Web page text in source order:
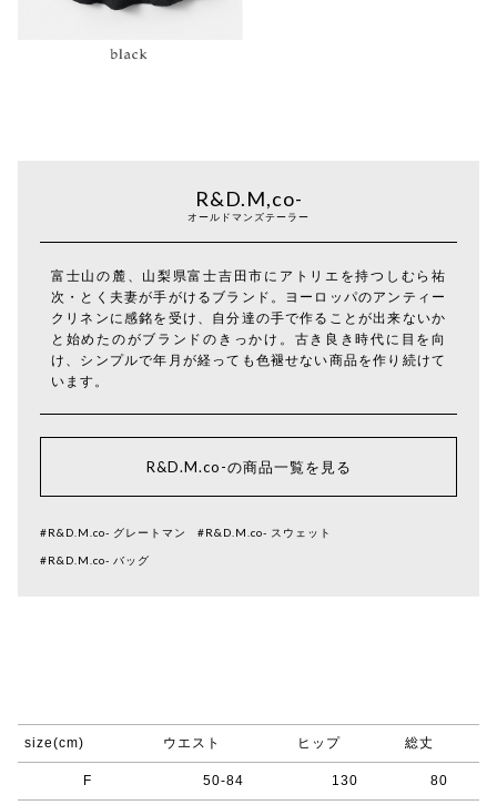
R&D.M,co-
オールドマンズテーラー
富士山の麓、山梨県富士吉田市にアトリエを持つしむら祐
次・とく夫妻が手がけるブランド。ヨーロッパのアンティー
クリネンに感銘を受け、自分達の手で作ることが出来ないか
と始めたのがブランドのきっかけ。古き良き時代に目を向
け、シンプルで年月が経っても色褪せない商品を作り続けて
います。
R&D.M.co-の商品一覧を見る
#R&D.M.co- グレートマン #R&D.M.co- スウェット
#R&D.M.co- バッグ
size(cm) ウエスト ヒップ 総丈
F 50-84 130 80